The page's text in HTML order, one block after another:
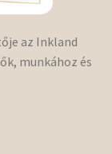
az Inkland
munkához és